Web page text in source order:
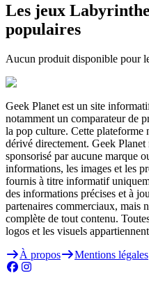
Les jeux
populaires
Aucun produit disponible pour
Geek Planet est un site
notamment un comparateur de
la pop culture. Cette plateforme
dérivé directement. Geek
sponsorisé par aucune marque
informations, les images et les
fournis à titre informatif
des informations précises et à
partenaires commerciaux, mais
complète de tout contenu.
logos et les visuels
À propos
Mentions légales